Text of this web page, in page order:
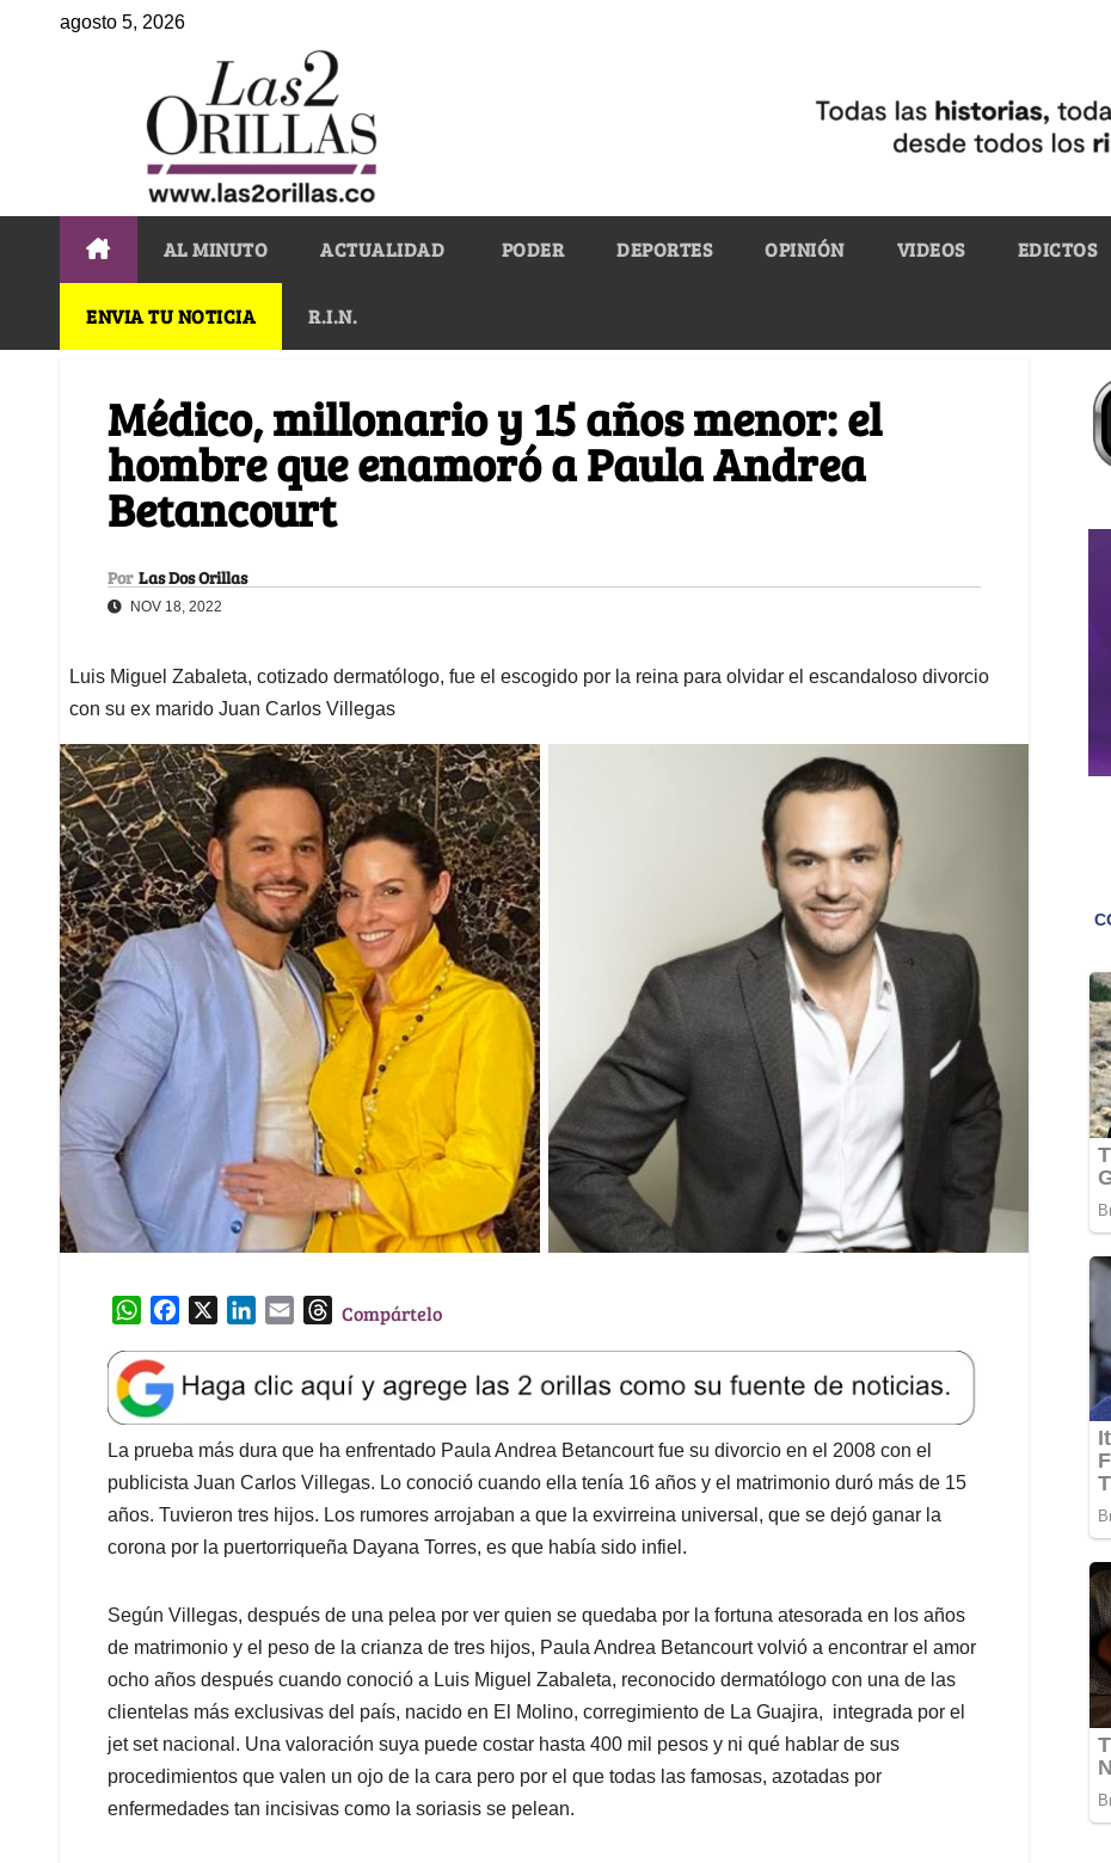
agosto 5, 2026
AL MINUTO ACTUALIDAD PODER DEPORTES OPINIÓN VIDEOS EDICTOS
ENVIA TU NOTICIA R.I.N.
Médico, millonario y 15 años menor: el
hombre que enamoró a Paula Andrea
Betancourt
Por Las Dos Orillas
NOV 18, 2022
Luis Miguel Zabaleta, cotizado dermatólogo, fue el escogido por la reina para olvidar el escandaloso divorcio
con su ex marido Juan Carlos Villegas
W
a
t
s
A
p
p
e
b
o
o
k
k
e
d
I
n
l
T
e
a
d
s
Compártelo
La prueba más dura que ha enfrentado Paula Andrea Betancourt fue su divorcio en el 2008 con el
publicista Juan Carlos Villegas. Lo conoció cuando ella tenía 16 años y el matrimonio duró más de 15
años. Tuvieron tres hijos. Los rumores arrojaban a que la exvirreina universal, que se dejó ganar la
corona por la puertorriqueña Dayana Torres, es que había sido infiel.
Según Villegas, después de una pelea por ver quien se quedaba por la fortuna atesorada en los años
de matrimonio y el peso de la crianza de tres hijos, Paula Andrea Betancourt volvió a encontrar el amor
ocho años después cuando conoció a Luis Miguel Zabaleta, reconocido dermatólogo con una de las
clientelas más exclusivas del país, nacido en El Molino, corregimiento de La Guajira, integrada por el
jet set nacional. Una valoración suya puede costar hasta 400 mil pesos y ni qué hablar de sus
procedimientos que valen un ojo de la cara pero por el que todas las famosas, azotadas por
enfermedades tan incisivas como la soriasis se pelean.